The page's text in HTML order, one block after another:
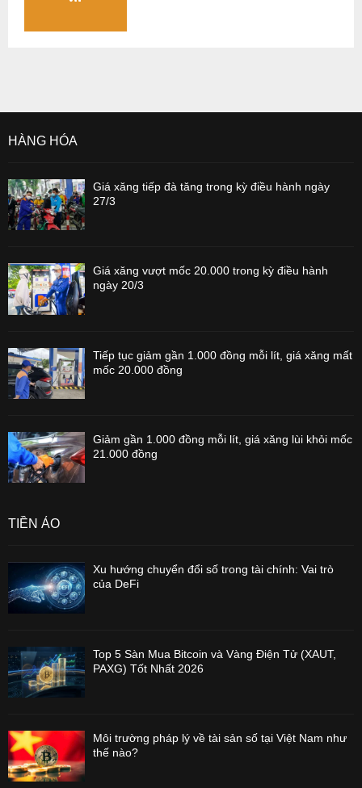
HÀNG HÓA
Giá xăng tiếp đà tăng trong kỳ điều hành ngày
27/3
Giá xăng vượt mốc 20.000 trong kỳ điều hành
ngày 20/3
Tiếp tục giảm gần 1.000 đồng mỗi lít, giá xăng mất
mốc 20.000 đồng
Giảm gần 1.000 đồng mỗi lít, giá xăng lùi khỏi mốc
21.000 đồng
TIỀN ẢO
Xu hướng chuyển đổi số trong tài chính: Vai trò
của DeFi
Top 5 Sàn Mua Bitcoin và Vàng Điện Tử (XAUT,
PAXG) Tốt Nhất 2026
Môi trường pháp lý về tài sản số tại Việt Nam như
thế nào?